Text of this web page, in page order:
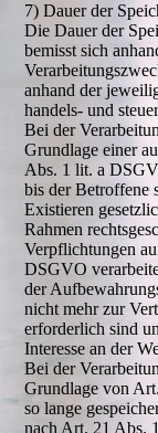
7) Dauer der
Die Dauer der
bemisst sich
anhand der
handels- und
Bei der
Grundlage einer
Abs. 1 lit. a
bis der Betroffene
Existieren
Rahmen
Verpflichtungen
DSGVO
der
nicht mehr zur
erforderlich sind
Interesse an der
Bei der
Grundlage von
so lange
nach Art. 21 Abs.